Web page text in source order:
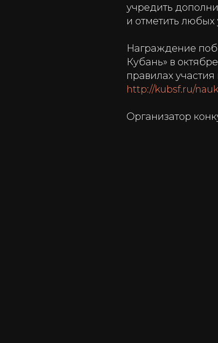
учредить
и отметить любых
Награждение
Кубань» в
правилах
http://kubsf.ru/
Организатор